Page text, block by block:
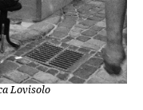
Lovisolo